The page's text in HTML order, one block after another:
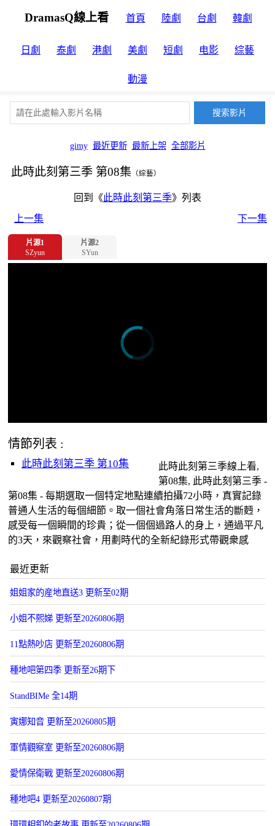
DramasQ線上看 首頁 陸劇 台劇 韓劇
日劇 泰劇 港劇 美劇 短劇 电影 綜藝
動漫
gimy 最近更新 最新上架 全部影片
此時此刻第三季 第08集 （綜藝）
回到《此時此刻第三季》列表
上一集
下一集
片源1
SZyun
片源2
SYun
情節列表 :
此時此刻第三季 第10集
此時此刻第三季線上看,
第08集, 此時此刻第三季 -
第08集 - 每期選取一個特定地點連續拍攝72小時，真實記錄
普通人生活的每個細節。取一個社會角落日常生活的斷麪，
感受每一個瞬間的珍貴；從一個個過路人的身上，通過平凡
的3天，來觀察社會，用劃時代的全新紀錄形式帶觀衆感
最近更新
姐姐家的産地直送3 更新至02期
小姐不熙娣 更新至20260806期
11點熱吵店 更新至20260806期
種地吧第四季 更新至26期下
StandBIMe 全14期
寅娜知音 更新至20260805期
軍情觀察室 更新至20260806期
愛情保衛戰 更新至20260806期
種地吧4 更新至20260807期